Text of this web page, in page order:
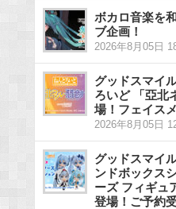
ボカロ音楽を
ブ企画！
2026年8月05日
グッドスマイ
ろいど 「亞北
場！フェイス
2026年8月05日
グッドスマイ
ンドボックス
ーズ フィギュ
登場！ご予約